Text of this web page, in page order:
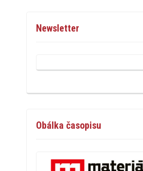
Newsletter
Obálka časopisu